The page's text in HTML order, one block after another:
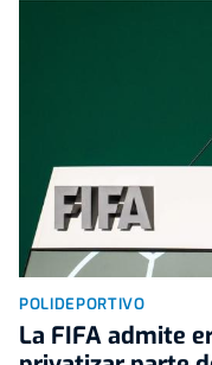
POLIDEPORTIVO
La FIFA admite